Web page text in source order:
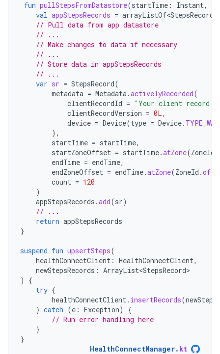
fun pullStepsFromDatastore(startTime : Instant,
val appStepsRecords = arrayListOf<StepsRecord>
// Pull data from app datastore
// ...
// Make changes to data if necessary
// ...
// Store data in appStepsRecords
// ...
var sr = StepsRecord(
metadata = Metadata.activelyRecorded(
clientRecordId = "Your client record
clientRecordVersion = 0L,
device = Device(type = Device.
),
startTime = startTime,
startZoneOffset = startTime.atZone(ZoneId
endTime = endTime,
endZoneOffset = endTime.atZone(ZoneId .of
count = 120
)
appStepsRecords .add(sr)
// ...
return appStepsRecords
}
suspend fun upsertSteps(
healthConnectClient : HealthConnectClient,
newStepsRecords : ArrayList<StepsRecord>
)
{
try {
healthConnectClient. insertRecords(
} catch (e : Exception)
{
// Run error handling here
}
}
HealthConnectManager. kt